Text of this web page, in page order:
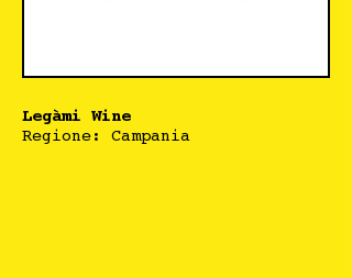
Legàmi Wine
Regione: Campania